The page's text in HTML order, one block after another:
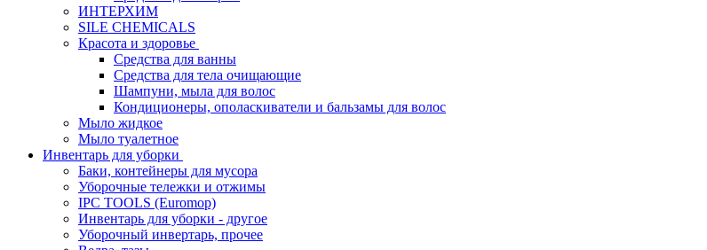
ИНТЕРХИМ
SILE CHEMICALS
Красота и здоровье
Средства для ванны
Средства для тела очищающие
Шампуни, мыла для волос
Кондиционеры, ополаскиватели и бальзамы для волос
Мыло жидкое
Мыло туалетное
Инвентарь для уборки
Баки, контейнеры для мусора
Уборочные тележки и отжимы
IPC TOOLS (Euromop)
Инвентарь для уборки - другое
Уборочный инвертарь, прочее